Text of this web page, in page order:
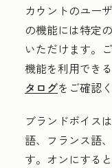
カウントのユー
の機能には特定
いただけます。
機能を利用でき
タログをご確認
ブランドボイス
語、フランス語
す。オンにする